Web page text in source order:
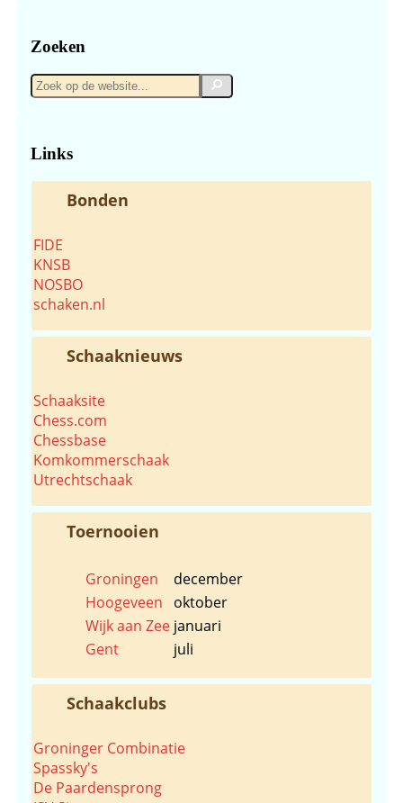
Zoeken
Zoek
op
Zoek
Links
Bonden
FIDE
KNSB
NOSBO
schaken.nl
Schaaknieuws
Schaaksite
Chess.com
Chessbase
Komkommerschaak
Utrechtschaak
Toernooien
Groningen
december
Hoogeveen
oktober
Wijk aan Zee januari
Gent
juli
Schaakclubs
Groninger Combinatie
Spassky's
De Paardensprong